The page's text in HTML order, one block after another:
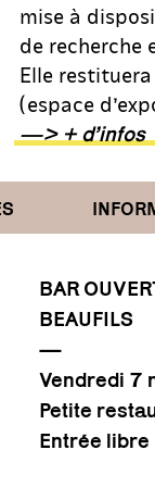
mise à
de recherche
Elle
(espace
—> + d’infos
BAR
BEAUFILS
—
Vendredi 7
Petite
Entrée libre